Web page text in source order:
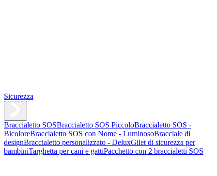
Sicurezza
Braccialetto SOSBraccialetto SOS PiccoloBraccialetto SOS -
BicoloreBraccialetto SOS con Nome - LuminosoBracciale di
designBraccialetto personalizzato - DeluxGilet di sicurezza per
bambiniTarghetta per cani e gattiPacchetto con 2 braccialetti SOS